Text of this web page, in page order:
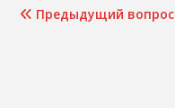
Предыдущий вопрос